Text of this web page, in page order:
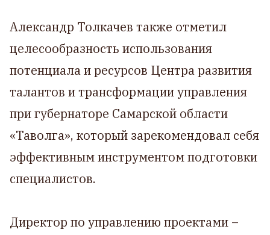
Александр Толкачев также отметил
целесообразность использования
потенциала и ресурсов Центра развития
талантов и трансформации управления
при губернаторе Самарской области
«Таволга», который зарекомендовал себя
эффективным инструментом подготовки
специалистов.
Директор по управлению проектами –